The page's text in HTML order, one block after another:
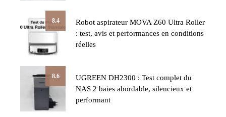
8.4
Robot aspirateur MOVA Z60 Ultra Roller
: test, avis et performances en conditions
réelles
8.6
UGREEN DH2300 : Test complet du
NAS 2 baies abordable, silencieux et
performant